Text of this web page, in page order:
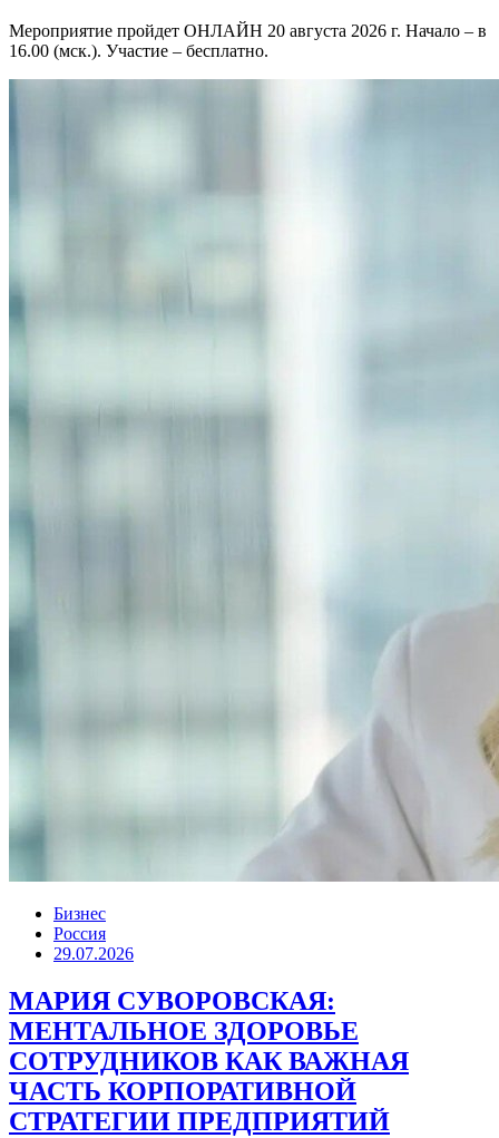
Мероприятие пройдет ОНЛАЙН 20 августа 2026 г. Начало – в
16.00 (мск.). Участие – бесплатно.
Бизнес
Россия
29.07.2026
МАРИЯ СУВОРОВСКАЯ:
МЕНТАЛЬНОЕ ЗДОРОВЬЕ
СОТРУДНИКОВ КАК ВАЖНАЯ
ЧАСТЬ КОРПОРАТИВНОЙ
СТРАТЕГИИ ПРЕДПРИЯТИЙ